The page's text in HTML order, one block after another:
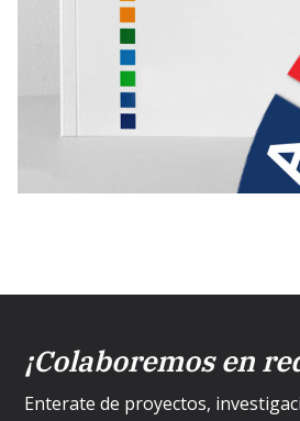
¡Colaboremos en
Enterate de proyectos,